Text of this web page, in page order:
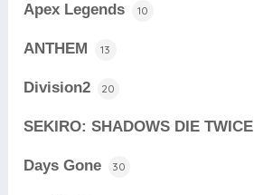
Apex Legends 10
ANTHEM 13
Division2 20
SEKIRO: SHADOWS DIE TWICE
Days Gone 30